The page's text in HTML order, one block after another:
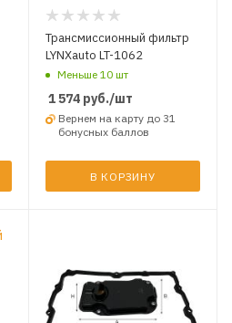
Трансмиссионный фильтр
LYNXauto LT-1062
Меньше 10 шт
1 574руб./шт
Вернем на карту до 31
бонусных баллов
В КОРЗИНУ